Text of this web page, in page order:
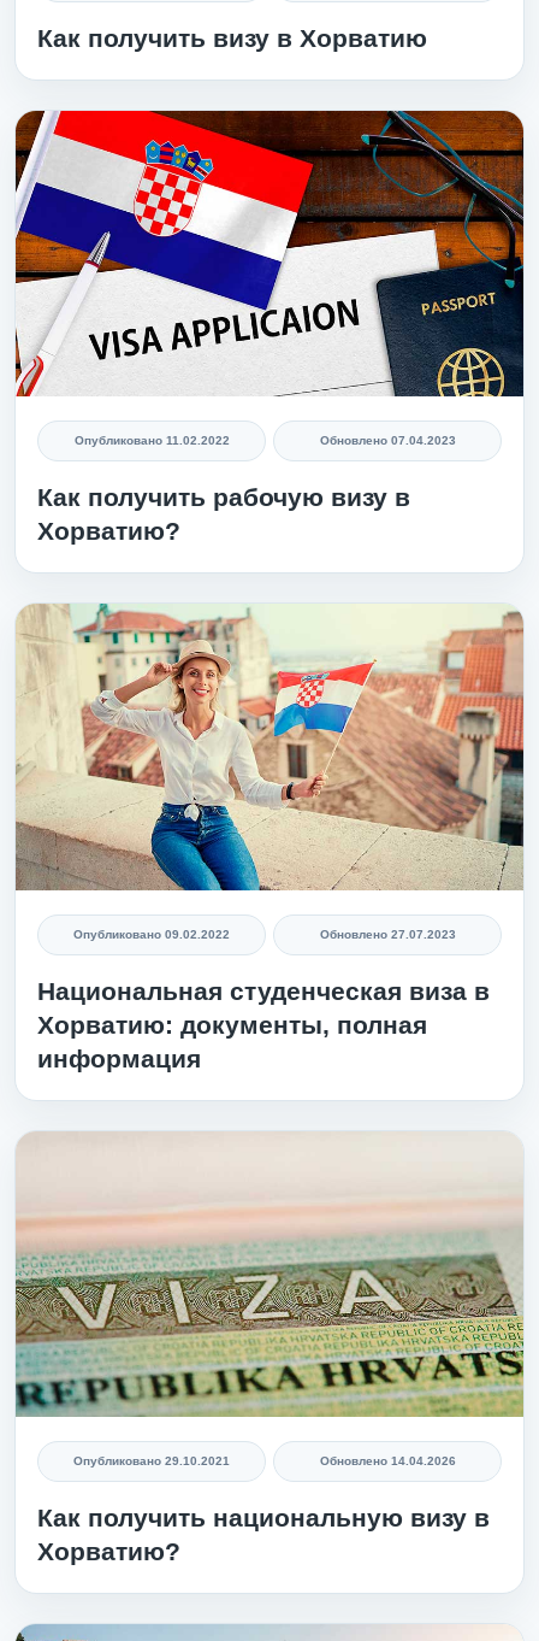
Как получить визу в Хорватию
Опубликовано 11.02.2022 Обновлено 07.04.2023
Как получить рабочую визу в
Хорватию?
Опубликовано 09.02.2022 Обновлено 27.07.2023
Национальная студенческая виза в
Хорватию: документы, полная
информация
Опубликовано 29.10.2021 Обновлено 14.04.2026
Как получить национальную визу в
Хорватию?